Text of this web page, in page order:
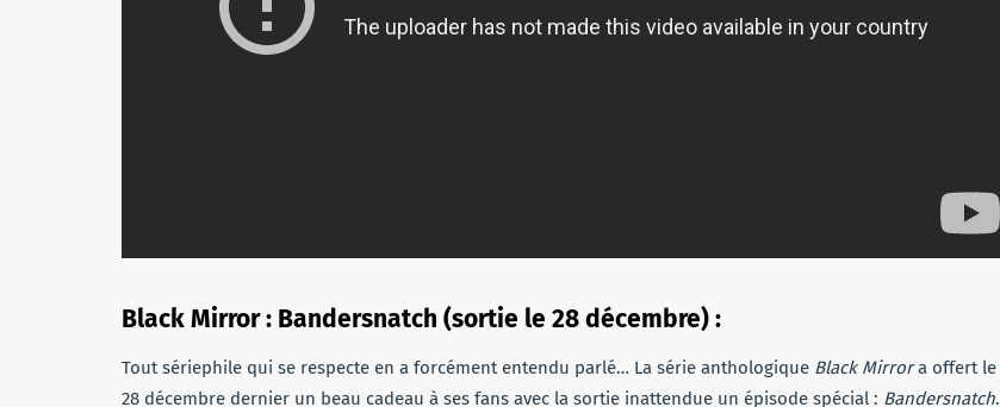
Black Mirror : Bandersnatch (sortie le 28 décembre) :
Tout sériephile qui se respecte en a forcément entendu parlé… La série anthologique Black Mirrora offert le
28 décembre dernier un beau cadeau à ses fans avec la sortie inattendue un épisode spécial : Bandersnatch.